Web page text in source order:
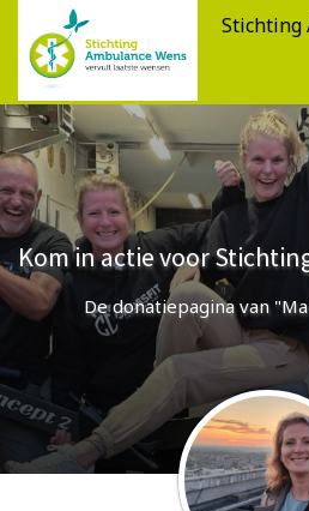
Kom in actie voor
De donatiepagina van